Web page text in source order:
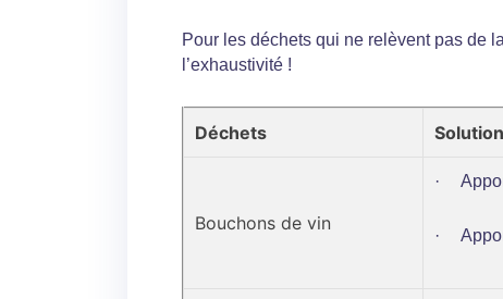
Pour les déchets qui ne relèvent pas de
l’exhaustivité !
Déchets Solution
Bouchons de vin
·
·